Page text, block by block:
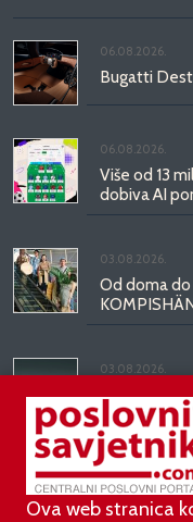
06.08.2026.
Bugatti
06.08.2026.
Više od 13
dobiva AI
03.08.2026.
Od doma
03.08.2026.
Kineski BYD
kilometara
Ova web stranica